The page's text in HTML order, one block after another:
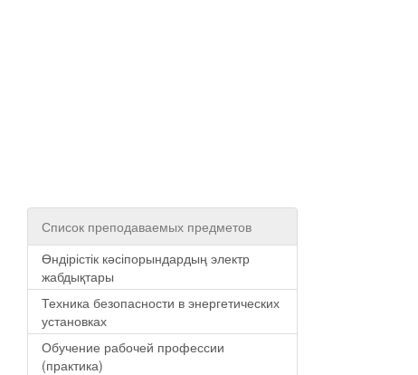
Список преподаваемых предметов
Өндірістік кәсіпорындардың электр
жабдықтары
Техника безопасности в энергетических
установках
Обучение рабочей профессии
(практика)